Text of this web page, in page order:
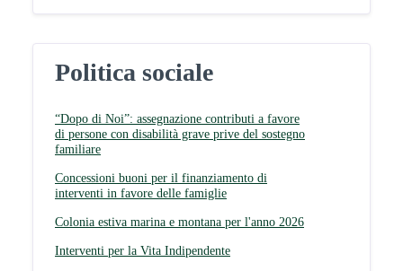
Politica sociale
“Dopo di Noi”: assegnazione contributi a favore
di persone con disabilità grave prive del sostegno
familiare
Concessioni buoni per il finanziamento di
interventi in favore delle famiglie
Colonia estiva marina e montana per l'anno 2026
Interventi per la Vita Indipendente